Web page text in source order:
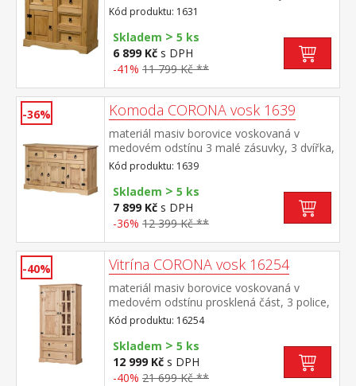
kovové ozdobné úchytky možno doplnit
nástavcem CORONA 16463 součást
sestavy Corona
Kód produktu: 1631
Skladem > 5 ks
6 899 Kč s DPH
-41% 11 799 Kč **
-36% Komoda CORONA vosk 1639
materiál masiv borovice voskovaná v
medovém odstínu 3 malé zásuvky, 3 dvířka,
1 police, kovové ozdobné úchytky vhodný
doplněk nástavec CORONA 16465 součást
sestavy Corona
Kód produktu: 1639
Skladem > 5 ks
7 899 Kč s DPH
-36% 12 399 Kč **
-40% Vitrína CORONA vosk 16254
materiál masiv borovice voskovaná v
medovém odstínu prosklená část, 3 police,
1 plná dvířka, 2 velké zásuvky hloubka
zásuvky 32 cm, kovové ozdobné úchytky
součást sestavy Corona
Kód produktu: 16254
Skladem > 5 ks
12 999 Kč s DPH
-40% 21 699 Kč **